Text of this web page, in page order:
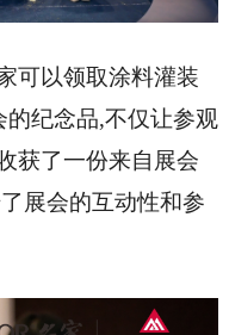
可以领取涂料灌装
的纪念品,不仅让参观
获了一份来自展会
展会的互动性和参